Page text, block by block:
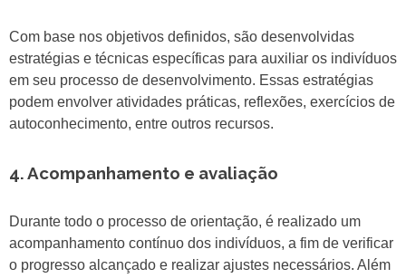
Com base nos objetivos definidos, são desenvolvidas
estratégias e técnicas específicas para auxiliar os indivíduos
em seu processo de desenvolvimento. Essas estratégias
podem envolver atividades práticas, reflexões, exercícios de
autoconhecimento, entre outros recursos.
4. Acompanhamento e avaliação
Durante todo o processo de orientação, é realizado um
acompanhamento contínuo dos indivíduos, a fim de verificar
o progresso alcançado e realizar ajustes necessários. Além